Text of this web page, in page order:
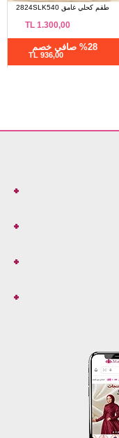
طقم أسود 3037SMD1186
1.362,50
TL
981,00 TL